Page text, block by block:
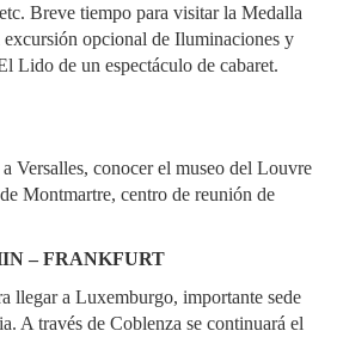
Breve tiempo para visitar la Medalla
opcional de Iluminaciones y
Lido de un espectáculo de cabaret.
Versalles, conocer el museo del Louvre
Montmartre, centro de reunión de
– FRANKFURT
llegar a Luxemburgo, importante sede
A través de Coblenza se continuará el